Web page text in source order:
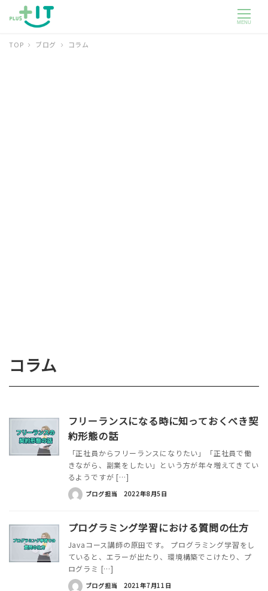
MENU
TOP ブログ コラム
コラム
フリーランスになる時に知っておくべき契
約形態の話
「正社員からフリーランスになりたい」「正社員で働
きながら、副業をしたい」という方が年々増えてきてい
るようですが […]
ブログ担当 2022年8月5日
プログラミング学習における質問の仕方
Javaコース講師の原田です。 プログラミング学習をし
ていると、エラーが出たり、環境構築でこけたり、プ
ログラミ […]
ブログ担当 2021年7月11日